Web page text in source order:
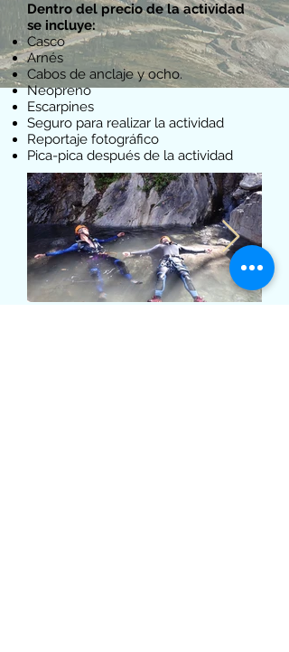
Dentro del precio de la actividad
se incluye:
Casco
Arnés
Cabos de anclaje y ocho.
Neopreno
Escarpines
Seguro para realizar la actividad
Reportaje fotográfico
Pica-pica después de la actividad